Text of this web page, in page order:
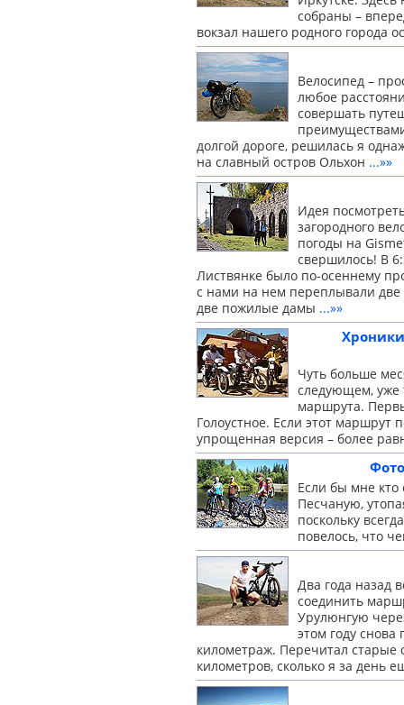
собраны –
вокзал нашего родного города
Велосипед –
любое
совершать
долгой дороге, решилась я
на славный остров Ольхон ...»»
Идея
загородного
погоды на
свершилось! В
Листвянке было по-осеннему
с нами на нем переплывали
две пожилые дамы ...»»
Чуть больше
следующем, уже
маршрута.
Голоустное. Если этот маршрут
упрощенная версия – более
Если бы мне кто
Песчаную,
поскольку
повелось, что
Два года назад
соединить
Урулюнгую
этом году
километраж. Перечитал старые
километров, сколько я за день